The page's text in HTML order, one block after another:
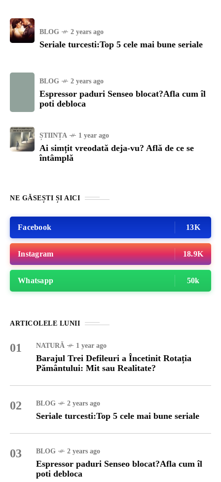
BLOG 2 years ago
Seriale turcesti:Top 5 cele mai bune seriale
BLOG 2 years ago
Espressor paduri Senseo blocat?Afla cum îl
poti debloca
ȘTIINȚA 1 year ago
Ai simțit vreodată deja-vu? Află de ce se
întâmplă
NE GĂSEȘTI ȘI AICI
Facebook 13K
Instagram 18.9K
Whatsapp 50k
ARTICOLELE LUNII
01 NATURĂ 1 year ago
Barajul Trei Defileuri a Încetinit Rotația
Pământului: Mit sau Realitate?
02 BLOG 2 years ago
Seriale turcesti:Top 5 cele mai bune seriale
03 BLOG 2 years ago
Espressor paduri Senseo blocat?Afla cum îl
poti debloca